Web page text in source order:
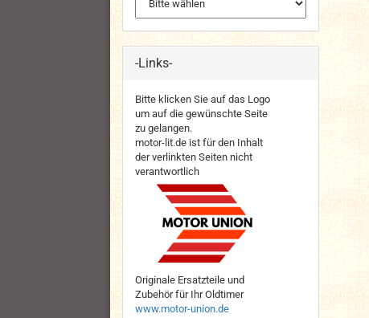
-Links-
Bitte klicken Sie auf das Logo
um auf die gewünschte Seite
zu gelangen.
motor-lit.de ist für den Inhalt
der verlinkten Seiten nicht
verantwortlich
Originale Ersatzteile und
Zubehör für Ihr Oldtimer
www.motor-union.de